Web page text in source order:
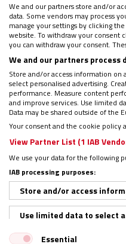
En esta
metas es la
paraíso.
siempre
Nos
vida y sobre
Adán y
NiAdán y Eva
la torre de
entender lo
We and our partners store and/or
data. Some vendors may process
manage your settings by clicking
website. To withdraw your consent
you can withdraw your consent.
We and our partners
Store and/or access information on
select personalised advertising.
performance. Measure content
and improve services. Use limited
Data may be shared outside of the
Your consent and the cookie policy
View Partner List (1 IAB
We use your data for the following
IAB processing purposes:
Store and/or access
Use limited data to select
Create profiles for
Essential